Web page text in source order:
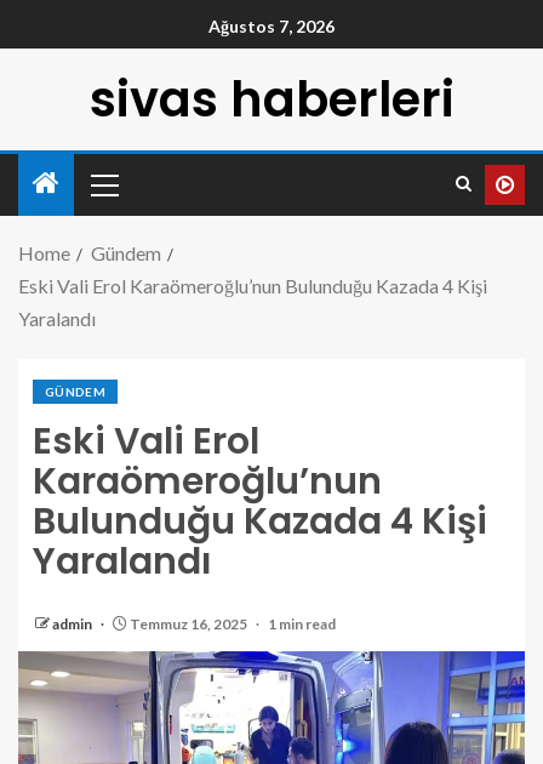
Ağustos 7, 2026
sivas haberleri
Home
Gündem
Eski Vali Erol Karaömeroğlu’nun Bulunduğu Kazada 4 Kişi
Yaralandı
GÜNDEM
Eski Vali Erol
Karaömeroğlu’nun
Bulunduğu Kazada 4 Kişi
Yaralandı
admin Temmuz 16, 2025 1 min read